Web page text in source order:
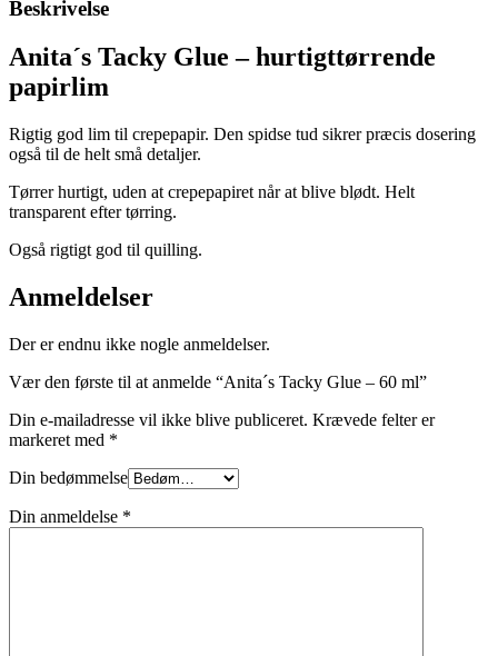
Beskrivelse
Anita´s Tacky Glue – hurtigttørrende
papirlim
Rigtig god lim til crepepapir. Den spidse tud sikrer præcis dosering
også til de helt små detaljer.
Tørrer hurtigt, uden at crepepapiret når at blive blødt. Helt
transparent efter tørring.
Også rigtigt god til quilling.
Anmeldelser
Der er endnu ikke nogle anmeldelser.
Vær den første til at anmelde “Anita´s Tacky Glue – 60 ml”
Din e-mailadresse vil ikke blive publiceret. Krævede felter er
markeret med *
Din bedømmelse
Din anmeldelse *